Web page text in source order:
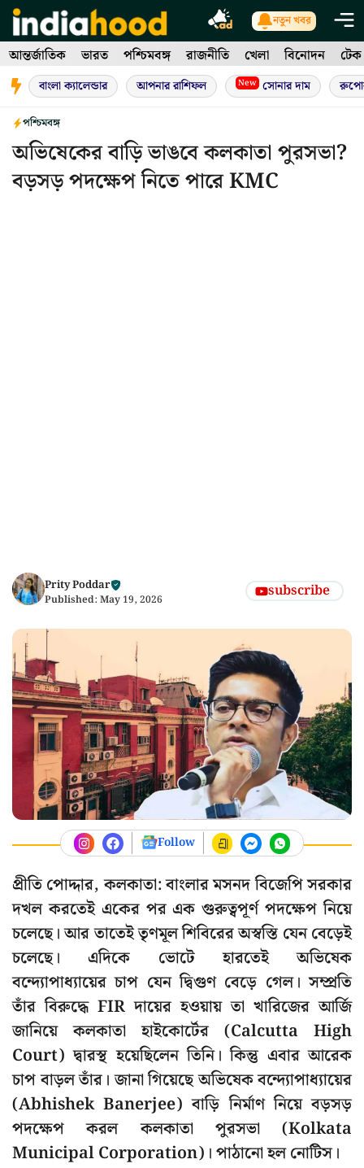
Skip
to
content
নতুন খবর
আন্তর্জাতিক ভারত পশ্চিমবঙ্গ রাজনীতি খেলা বিনোদন টেক
বাংলা ক্যালেন্ডার আপনার রাশিফল New সোনার দাম
পশ্চিমবঙ্গ
অভিষেকের বাড়ি ভাঙবে কলকাতা পুরসভা?
বড়সড় পদক্ষেপ নিতে পারে KMC
Prity Poddar
Published: May 19, 2026 subscribe
Follow
প্রীতি পোদ্দার, কলকাতা: বাংলার মসনদ বিজেপি সরকার
দখল করতেই একের পর এক গুরুত্বপূর্ণ পদক্ষেপ নিয়ে
চলেছে। আর তাতেই তৃণমূল শিবিরের অস্বস্তি যেন বেড়েই
চলেছে। এদিকে ভোটে হারতেই অভিষেক
বন্দ্যোপাধ্যায়ের চাপ যেন দ্বিগুণ বেড়ে গেল। সম্প্রতি
তাঁর বিরুদ্ধে FIR দায়ের হওয়ায় তা খারিজের আর্জি
জানিয়ে কলকাতা হাইকোর্টের (Calcutta High
Court) দ্বারস্থ হয়েছিলেন তিনি। কিন্তু এবার আরেক
চাপ বাড়ল তাঁর। জানা গিয়েছে অভিষেক বন্দ্যোপাধ্যায়ের
(Abhishek Banerjee) বাড়ি নির্মাণ নিয়ে বড়সড়
পদক্ষেপ করল কলকাতা পুরসভা (Kolkata
Municipal Corporation)। পাঠানো হল নোটিস।